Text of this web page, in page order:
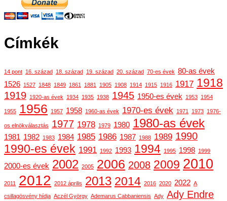
Címkék
14 pont 16. század 18. század 19. század 20. század 70-es évek 80-as évek
1526 1527 1848 1849 1861 1881 1905 1908 1914 1915 1916 1917 1918
1919 1920-as évek 1934 1935 1938 1945 1950-es évek 1953 1954
1955 1956 1957 1958 1960-as évek 1970-es évek 1971 1973 1976-
os elnökválasztás 1977 1978 1979 1980 1980-as évek
1981 1982 1983 1984 1985 1986 1987 1988 1989 1990
1990-es évek 1991 1992 1993 1994 1995 1998 1999
2000-es évek 2002 2005 2006 2008 2009 2010
2011 2012 2012 április 2013 2014 2016 2020 2022 A
csillagösvény hídja Aczél György Ademarus Cabbaniensis Ady Ady Endre